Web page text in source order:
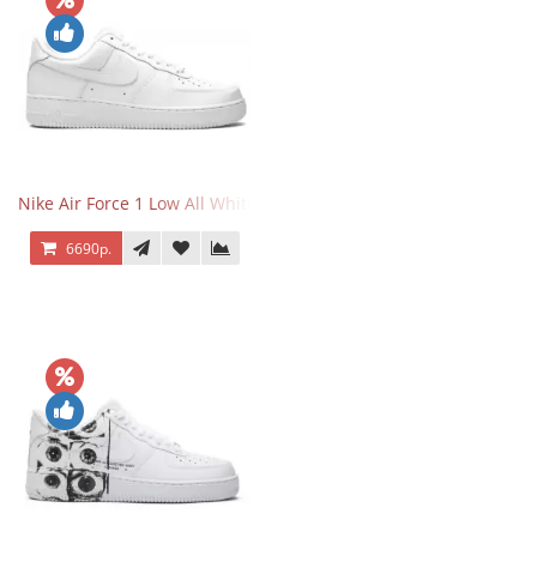
Nike Air Force 1 Low All White
6690р.